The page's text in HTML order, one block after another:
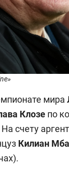
мира
Клозе по
счету
Килиан